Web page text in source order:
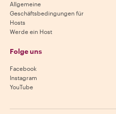
Allgemeine
Geschäftsbedingungen für
Hosts
Werde ein Host
Folge uns
Facebook
Instagram
YouTube